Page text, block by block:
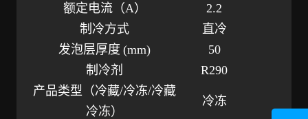
额定电流（A）
2.2
制冷方式
直冷
发泡层厚度 (mm)
50
制冷剂
R290
产品类型（冷藏/冷冻/冷藏
冷冻）
冷冻